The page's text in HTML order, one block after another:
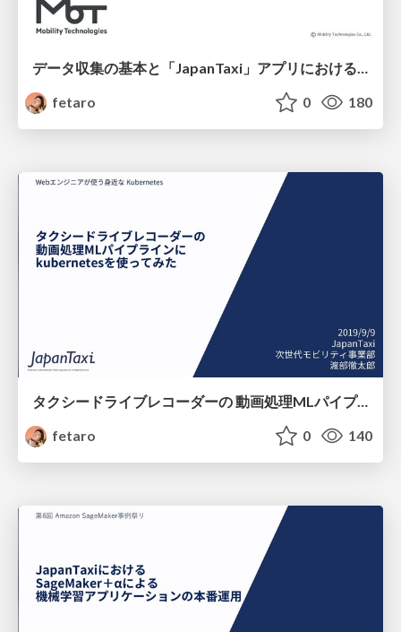
fetaro
0 180
タクシードライブレコーダーの 動画処理MLパイプラインに kubernetesを使ってみた
fetaro
0 140